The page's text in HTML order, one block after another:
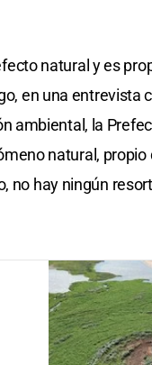
natural y es
en una entrevista
ambiental, la
natural, propio
no hay ningún